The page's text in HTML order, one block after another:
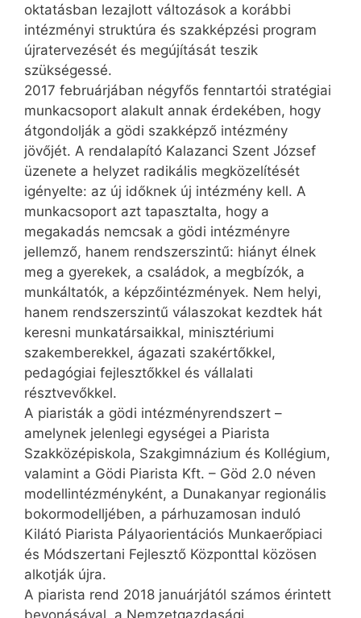
oktatásban lezajlott változások a korábbi
intézményi struktúra és szakképzési program
újratervezését és megújítását teszik
szükségessé.
2017 februárjában négyfős fenntartói stratégiai
munkacsoport alakult annak érdekében, hogy
átgondolják a gödi szakképző intézmény
jövőjét. A rendalapító Kalazanci Szent József
üzenete a helyzet radikális megközelítését
igényelte: az új időknek új intézmény kell. A
munkacsoport azt tapasztalta, hogy a
megakadás nemcsak a gödi intézményre
jellemző, hanem rendszerszintű: hiányt élnek
meg a gyerekek, a családok, a megbízók, a
munkáltatók, a képzőintézmények. Nem helyi,
hanem rendszerszintű válaszokat kezdtek hát
keresni munkatársaikkal, minisztériumi
szakemberekkel, ágazati szakértőkkel,
pedagógiai fejlesztőkkel és vállalati
résztvevőkkel.
A piaristák a gödi intézményrendszert –
amelynek jelenlegi egységei a Piarista
Szakközépiskola, Szakgimnázium és Kollégium,
valamint a Gödi Piarista Kft. – Göd 2.0 néven
modellintézményként, a Dunakanyar regionális
bokormodelljében, a párhuzamosan induló
Kilátó Piarista Pályaorientációs Munka­erő­pia­ci
és Módszertani Fejlesztő Központtal közösen
alkotják újra.
A piarista rend 2018 januárjától számos érintett
bevonásával, a Nemzetgazdasági